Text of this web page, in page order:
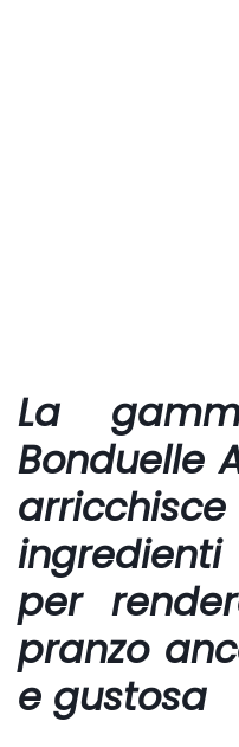
La
Bonduelle
per
pranzo
e gustosa